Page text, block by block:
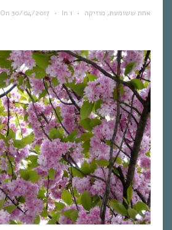
On 30/04/2017 • In אחת ששומעת, מוזיקה •
1